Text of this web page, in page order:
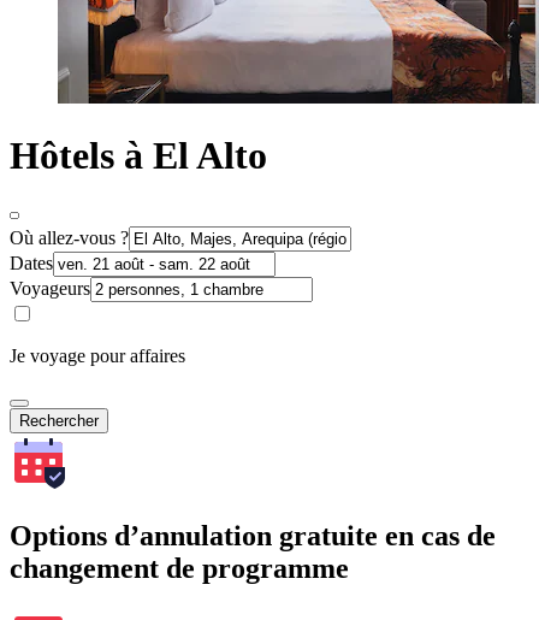
Hôtels à El Alto
Où allez-vous ?
Dates
Voyageurs
Je voyage pour affaires
Rechercher
Options d’annulation gratuite en cas de
changement de programme